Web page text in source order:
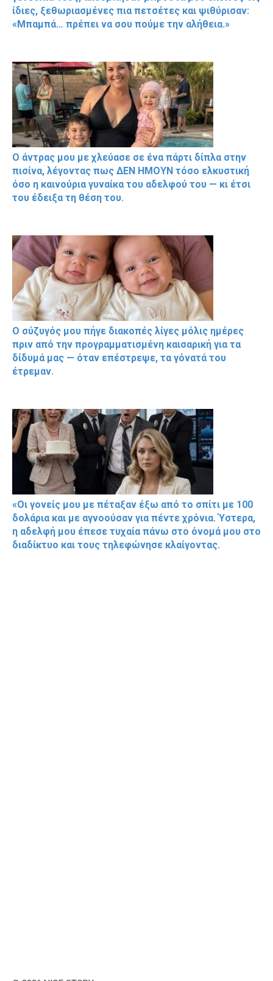
ίδιες, ξεθωριασμένες πια πετσέτες και ψιθύρισαν:
«Μπαμπά… πρέπει να σου πούμε την αλήθεια.»
Ο άντρας μου με χλεύασε σε ένα πάρτι δίπλα στην
πισίνα, λέγοντας πως ΔΕΝ ΗΜΟΥΝ τόσο ελκυστική
όσο η καινούρια γυναίκα του αδελφού του — κι έτσι
του έδειξα τη θέση του.
Ο σύζυγός μου πήγε διακοπές λίγες μόλις ημέρες
πριν από την προγραμματισμένη καισαρική για τα
δίδυμά μας — όταν επέστρεψε, τα γόνατά του
έτρεμαν.
«Οι γονείς μου με πέταξαν έξω από το σπίτι με 100
δολάρια και με αγνοούσαν για πέντε χρόνια. Ύστερα,
η αδελφή μου έπεσε τυχαία πάνω στο όνομά μου στο
διαδίκτυο και τους τηλεφώνησε κλαίγοντας.